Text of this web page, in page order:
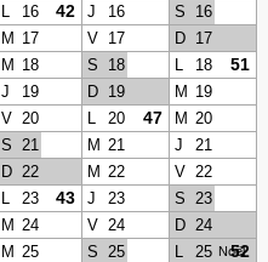
L 16 42 J 16 S
16
M 17 V 17 D 17
M 18 S 18 L 18 51
J 19 D 19 M 19
V 20 L 20 47 M 20
S 21 M 21 J
21
D 22 M 22 V 22
L 23 43 J 23 S 23
M 24 V 24 D 24
M 25 S 25 L 25 52
Noël